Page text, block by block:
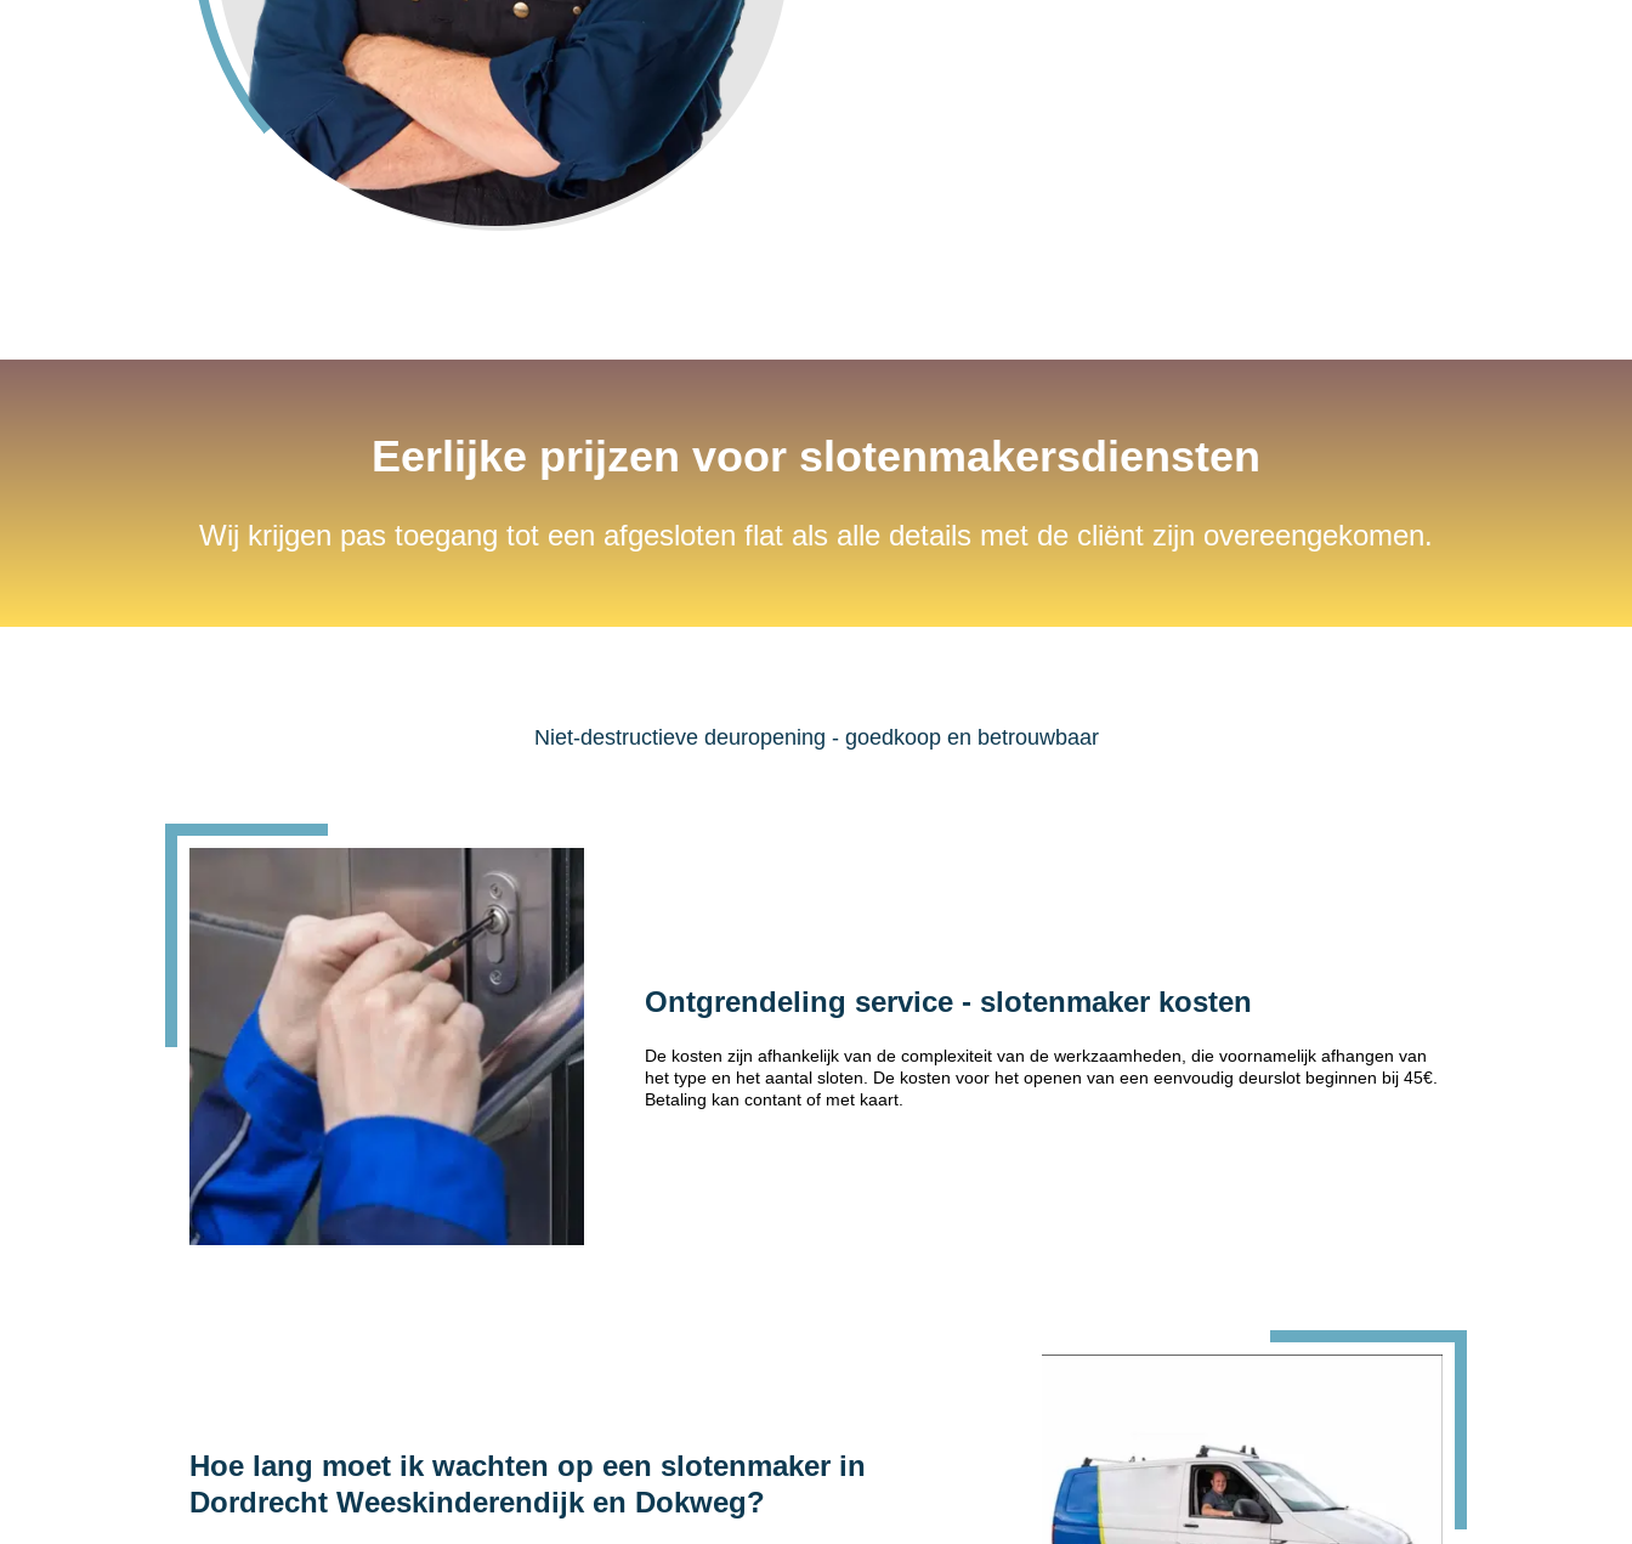
Eerlijke prijzen voor slotenmakersdiensten
Wij krijgen pas toegang tot een afgesloten flat als alle details met de cliënt zijn overeengekomen.
Niet-destructieve deuropening - goedkoop en betrouwbaar
Ontgrendeling service - slotenmaker kosten
De kosten zijn afhankelijk van de complexiteit van de werkzaamheden, die voornamelijk afhangen van
het type en het aantal sloten. De kosten voor het openen van een eenvoudig deurslot beginnen bij 45€.
Betaling kan contant of met kaart.
Hoe lang moet ik wachten op een slotenmaker in
Dordrecht Weeskinderendijk en Dokweg?